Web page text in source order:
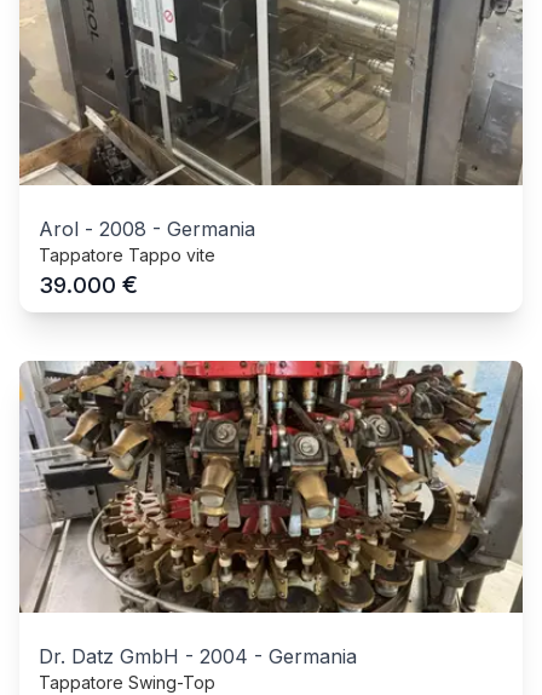
Arol - 2008 - Germania
Tappatore Tappo vite
39.000 €
Dr. Datz GmbH - 2004 - Germania
Tappatore Swing-Top